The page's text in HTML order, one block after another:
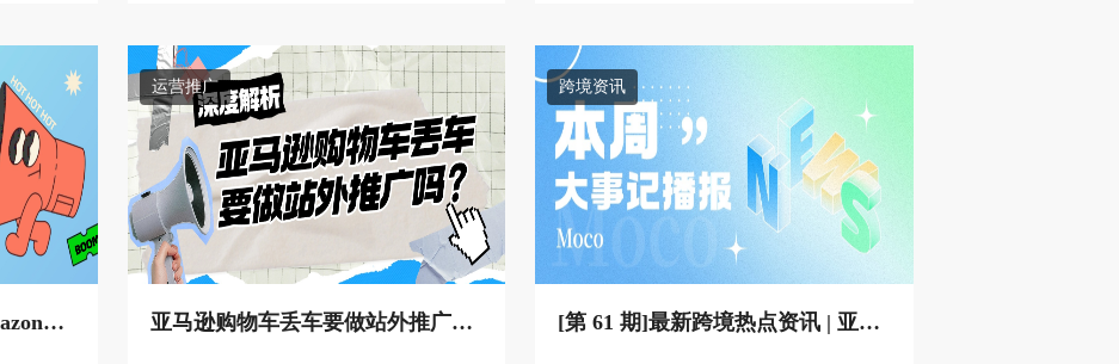
运营推广
亚马逊购物车丢车要做站外推广
跨境资讯
[第 61 期]最新跨境热点资讯 | 亚马